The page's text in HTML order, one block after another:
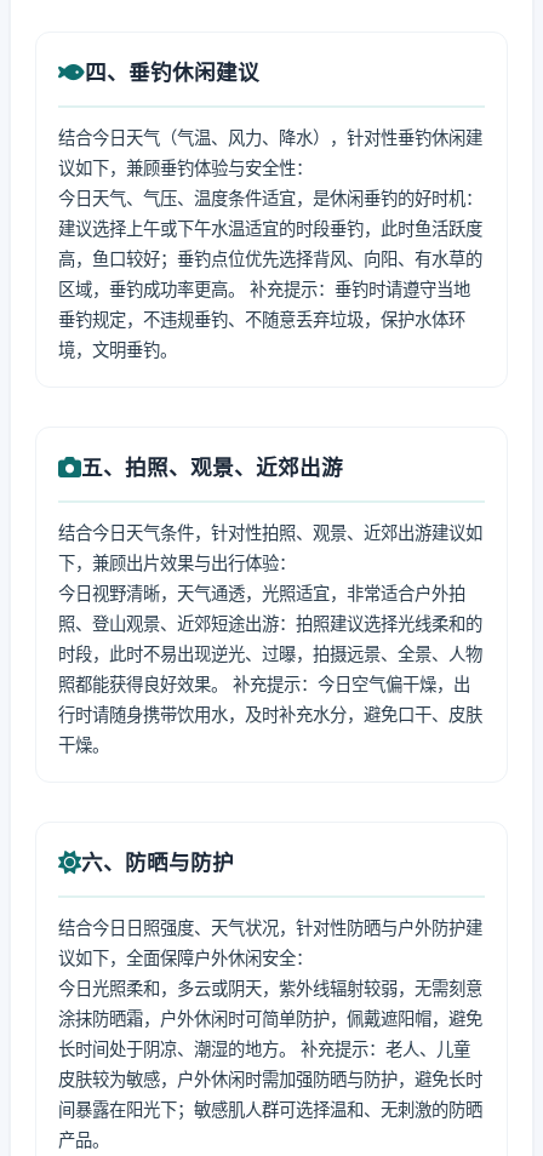
四、垂钓休闲建议
结合今日天气（气温、风力、降水），针对性垂钓休闲建
议如下，兼顾垂钓体验与安全性：
今日天气、气压、温度条件适宜，是休闲垂钓的好时机：
建议选择上午或下午水温适宜的时段垂钓，此时鱼活跃度
高，鱼口较好；垂钓点位优先选择背风、向阳、有水草的
区域，垂钓成功率更高。 补充提示：垂钓时请遵守当地
垂钓规定，不违规垂钓、不随意丢弃垃圾，保护水体环
境，文明垂钓。
五、拍照、观景、近郊出游
结合今日天气条件，针对性拍照、观景、近郊出游建议如
下，兼顾出片效果与出行体验：
今日视野清晰，天气通透，光照适宜，非常适合户外拍
照、登山观景、近郊短途出游：拍照建议选择光线柔和的
时段，此时不易出现逆光、过曝，拍摄远景、全景、人物
照都能获得良好效果。 补充提示：今日空气偏干燥，出
行时请随身携带饮用水，及时补充水分，避免口干、皮肤
干燥。
六、防晒与防护
结合今日日照强度、天气状况，针对性防晒与户外防护建
议如下，全面保障户外休闲安全：
今日光照柔和，多云或阴天，紫外线辐射较弱，无需刻意
涂抹防晒霜，户外休闲时可简单防护，佩戴遮阳帽，避免
长时间处于阴凉、潮湿的地方。 补充提示：老人、儿童
皮肤较为敏感，户外休闲时需加强防晒与防护，避免长时
间暴露在阳光下；敏感肌人群可选择温和、无刺激的防晒
产品。